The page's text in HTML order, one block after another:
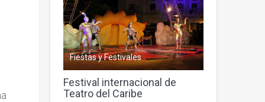
Fiestas y Festivales
Festival internacional de
Teatro del Caribe